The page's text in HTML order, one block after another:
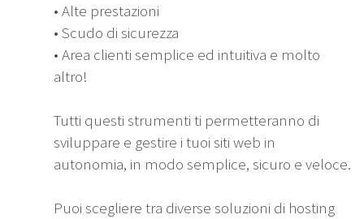
• Alte prestazioni
• Scudo di sicurezza
• Area clienti semplice ed intuitiva e molto
altro!
Tutti questi strumenti ti permetteranno di
sviluppare e gestire i tuoi siti web in
autonomia, in modo semplice, sicuro e veloce.
Puoi scegliere tra diverse soluzioni di hosting